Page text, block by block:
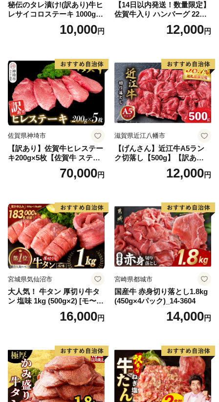
秘伝のタレ漬け!(訳あり)牛ヒ
レサイコロステーキ 1000g
10,000円
【14日以内発送！数量限定】
佐賀牛入り ハンバーグ 22個
2.6kg(120g×22個)【佐賀牛
黒毛和牛 ブランド牛 九州 ハ
気】(H083106)
12,000円
佐賀県神埼市
【訳あり】佐賀牛ヒレステー
キ200g×5枚【佐賀牛 ステー
キ ブランド肉 ヒレ肉 フィレ
肉 ジューシー ヘルシー】(H0
70,000円
滋賀県近江八幡市
【げんさん】近江牛A5ラン
ク切落し【500g】【訳あり】
12,000円
宮城県気仙沼市
大人気！ 牛タン 厚切り牛タ
ン 塩味 1kg (500g×2) [モ〜ラ
ンド 宮城県 気仙沼市 205646
60] 肉 牛肉 精肉 牛たん 牛タ
16,000円
宮崎県都城市
国産牛 赤身切り落とし1.8kg
(450g×4パック)_14-3604
14,000円